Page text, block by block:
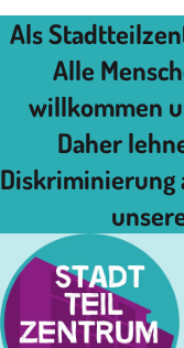
Als
Alle
willkommen
Daher
Diskriminierung